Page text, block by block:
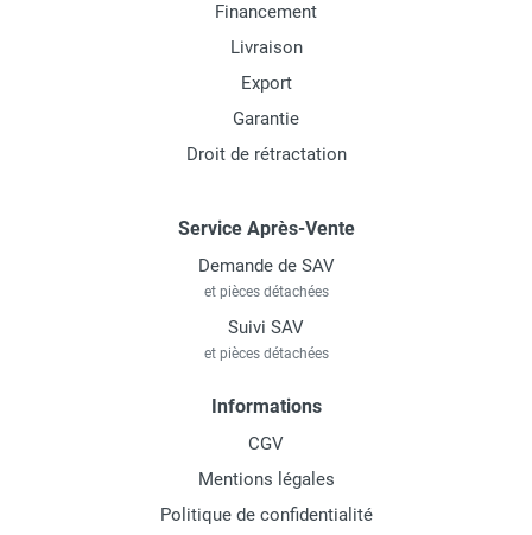
Financement
Livraison
Export
Garantie
Droit de rétractation
Service Après-Vente
Demande de SAV
et pièces détachées
Suivi SAV
et pièces détachées
Informations
CGV
Mentions légales
Politique de confidentialité